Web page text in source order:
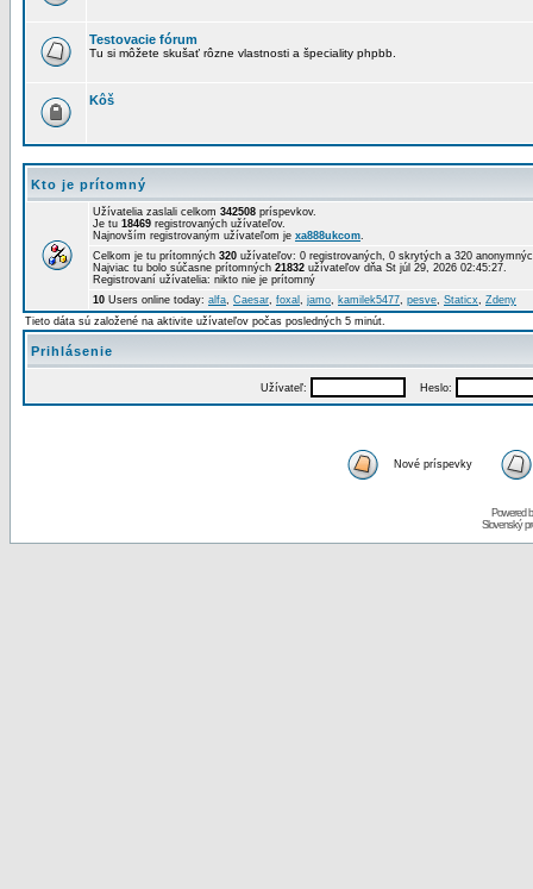
Testovacie fórum
Tu si môžete skušať rôzne vlastnosti a špeciality phpbb.
Kôš
Kto je prítomný
Užívatelia zaslali celkom 342508 príspevkov.
Je tu 18469 registrovaných užívateľov.
Najnovším registrovaným užívateľom je xa888ukcom.
Celkom je tu prítomných 320 užívateľov: 0 registrovaných, 0 skrytých a 320
Najviac tu bolo súčasne prítomných 21832 užívateľov dňa St júl 29, 2026 02:45:27.
Registrovaní užívatelia: nikto nie je prítomný
10 Users online today: alfa, Caesar, foxal , jamo, kamilek5477, pesve, Staticx, Zdeny
Tieto dáta sú založené na aktivite užívateľov počas posledných 5 minút.
Prihlásenie
Užívateľ: Heslo:
Nové príspevky
Powered
Slovenský